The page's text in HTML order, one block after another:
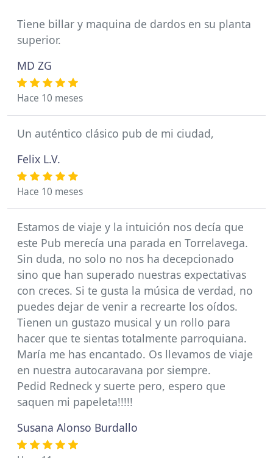
Tiene billar y maquina de dardos en su planta
superior.
MD ZG
Hace 10 meses
Un auténtico clásico pub de mi ciudad,
Felix L.V.
Hace 10 meses
Estamos de viaje y la intuición nos decía que
este Pub merecía una parada en Torrelavega.
Sin duda, no solo no nos ha decepcionado
sino que han superado nuestras expectativas
con creces. Si te gusta la música de verdad, no
puedes dejar de venir a recrearte los oídos.
Tienen un gustazo musical y un rollo para
hacer que te sientas totalmente parroquiana.
María me has encantado. Os llevamos de viaje
en nuestra autocaravana por siempre.
Pedid Redneck y suerte pero, espero que
saquen mi papeleta!!!!!
Susana Alonso Burdallo